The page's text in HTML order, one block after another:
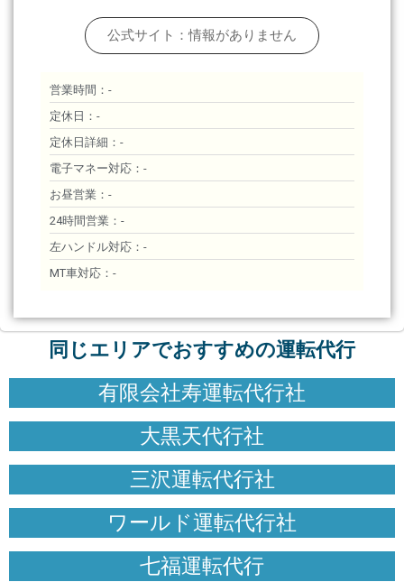
公式サイト：情報がありません
営業時間：-
定休日：-
定休日詳細：-
電子マネー対応：-
お昼営業：-
24時間営業：-
左ハンドル対応：-
MT車対応：-
同じエリアでおすすめの運転代行
有限会社寿運転代行社
大黒天代行社
三沢運転代行社
ワールド運転代行社
七福運転代行